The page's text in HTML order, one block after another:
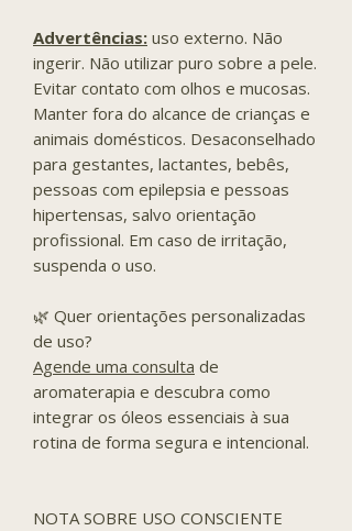
Advertências: uso externo. Não
ingerir. Não utilizar puro sobre a pele.
Evitar contato com olhos e mucosas.
Manter fora do alcance de crianças e
animais domésticos. Desaconselhado
para gestantes, lactantes, bebês,
pessoas com epilepsia e pessoas
hipertensas, salvo orientação
profissional. Em caso de irritação,
suspenda o uso.
🌿 Quer orientações personalizadas
de uso?
Agende uma consulta de
aromaterapia e descubra como
integrar os óleos essenciais à sua
rotina de forma segura e intencional.
NOTA SOBRE USO CONSCIENTE